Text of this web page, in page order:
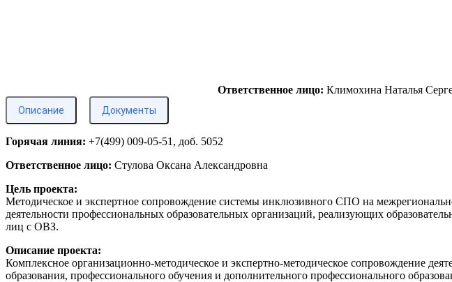
Ответственное лицо: Климохина Наталья
Описание Документы
Горячая линия: +7(499) 009-05-51, доб. 5052
Ответственное лицо: Стулова Оксана Александровна
Цель проекта:
Методическое и экспертное сопровождение системы инклюзивного СПО на
деятельности профессиональных образовательных организаций, реализующих
лиц с ОВЗ.
Описание проекта:
Комплексное организационно-методическое и экспертно-методическое сопровождение
образования, профессионального обучения и дополнительного профессионального